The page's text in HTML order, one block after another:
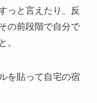
っと言えたり、反
の前段階で自分で
。
を貼って自宅の宿